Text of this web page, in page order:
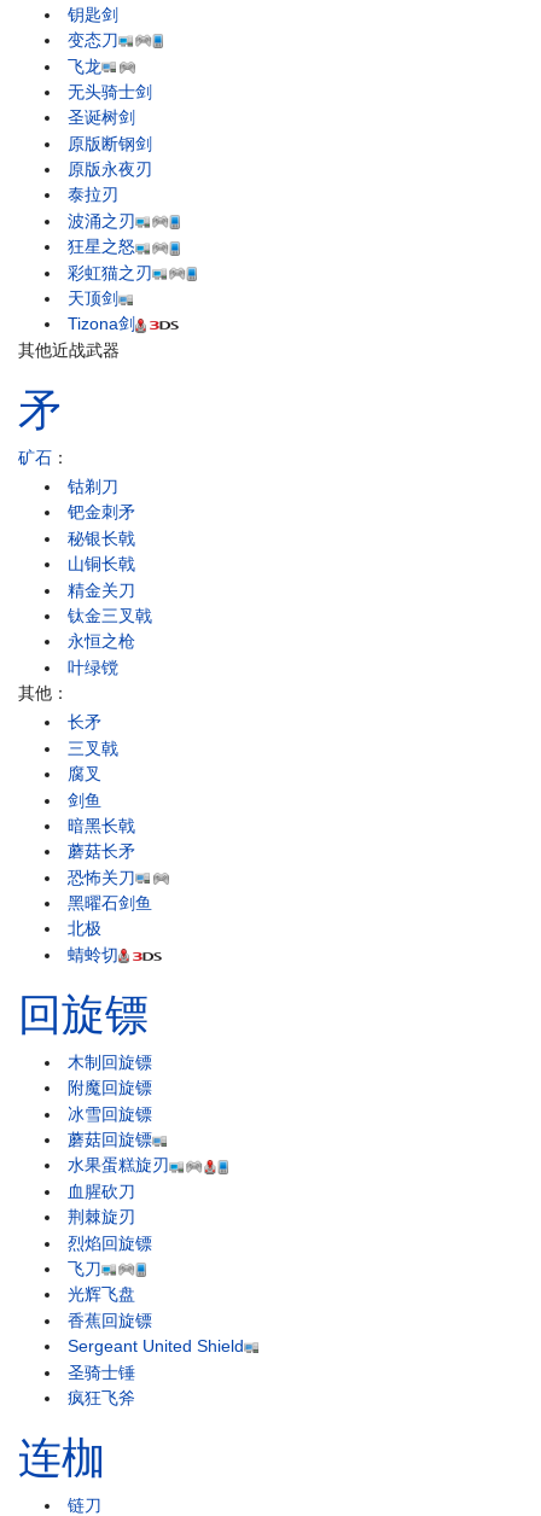
钥匙剑
变态刀
飞龙
无头骑士剑
圣诞树剑
原版断钢剑
原版永夜刃
泰拉刃
波涌之刃
狂星之怒
彩虹猫之刃
天顶剑
Tizona剑
其他近战武器
矛
矿石 ：
钴剃刀
钯金刺矛
秘银长戟
山铜长戟
精金关刀
钛金三叉戟
永恒之枪
叶绿镋
其他：
长矛
三叉戟
腐叉
剑鱼
暗黑长戟
蘑菇长矛
恐怖关刀
黑曜石剑鱼
北极
蜻蛉切
回旋镖
木制回旋镖
附魔回旋镖
冰雪回旋镖
蘑菇回旋镖
水果蛋糕旋刃
血腥砍刀
荆棘旋刃
烈焰回旋镖
飞刀
光辉飞盘
香蕉回旋镖
Sergeant United Shield
圣骑士锤
疯狂飞斧
连枷
链刀